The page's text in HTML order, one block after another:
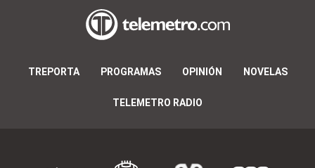
TREPORTA PROGRAMAS OPINIÓN NOVELAS
TELEMETRO RADIO